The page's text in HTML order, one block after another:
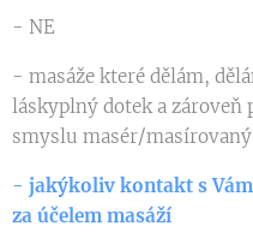
- NE
- masáže které dělám,
láskyplný dotek a zároveň
smyslu masér/masírovaný
- jakýkoliv kontakt s
za účelem masáží